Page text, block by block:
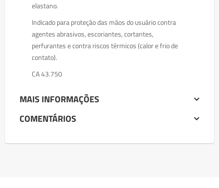
elastano.
Indicado para proteção das mãos do usuário contra
agentes abrasivos, escoriantes, cortantes,
perfurantes e contra riscos térmicos (calor e frio de
contato).
CA 43.750
MAIS INFORMAÇÕES
COMENTÁRIOS